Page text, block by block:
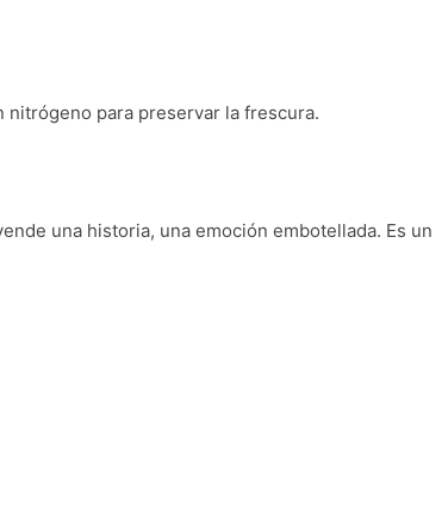
nitrógeno para preservar la frescura.
una historia, una emoción embotellada. Es un